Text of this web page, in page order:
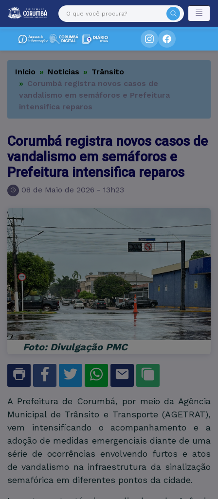
Início Notícias
Trânsito
Corumbá registra novos casos de
vandalismo em semáforos e Prefeitura
intensifica reparos
Corumbá registra novos casos de
vandalismo em semáforos e
Prefeitura intensifica reparos
08 de Maio de 2026 - 13h23
Foto: Divulgação PMC
A Prefeitura de Corumbá, por meio da Agência
Municipal de Trânsito e Transporte (AGETRAT),
vem intensificando o acompanhamento e a
adoção de medidas emergenciais diante de uma
série de ocorrências envolvendo furtos e atos
de vandalismo na infraestrutura da sinalização
semafórica em diferentes pontos da cidade.